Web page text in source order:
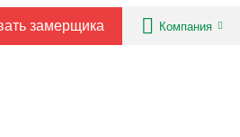
замерщика Компания